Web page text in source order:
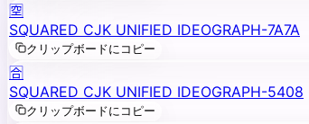
🈳
SQUARED CJK UNIFIED IDEOGRAPH-7A7A
クリップボードにコピー
🈴
SQUARED CJK UNIFIED IDEOGRAPH-5408
クリップボードにコピー